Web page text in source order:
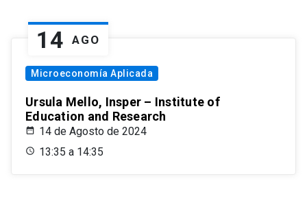
14 AGO
Microeconomía Aplicada
Ursula Mello, Insper – Institute of
Education and Research
14 de Agosto de 2024
13:35 a 14:35